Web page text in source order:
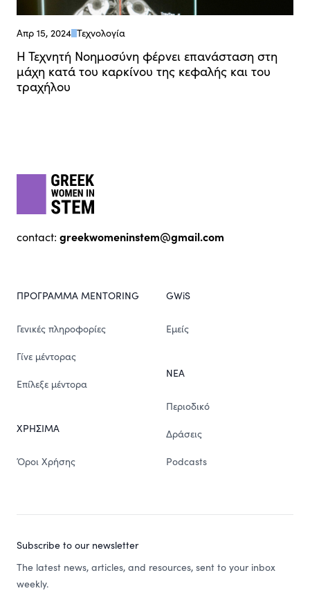
Απρ 15, 2024 Τεχνολογία
Η Τεχνητή Νοημοσύνη φέρνει επανάσταση στη
μάχη κατά του καρκίνου της κεφαλής και του
τραχήλου
contact: greekwomeninstem@gmail.com
ΠΡΟΓΡΑΜΜΑ MENTORING
Γενικές πληροφορίες
Γίνε μέντορας
Επίλεξε μέντορα
ΧΡΗΣΙΜΑ
Όροι Χρήσης
GWiS
Εμείς
ΝΕΑ
Περιοδικό
Δράσεις
Podcasts
Subscribe to our newsletter
The latest news, articles, and resources, sent to your inbox
weekly.